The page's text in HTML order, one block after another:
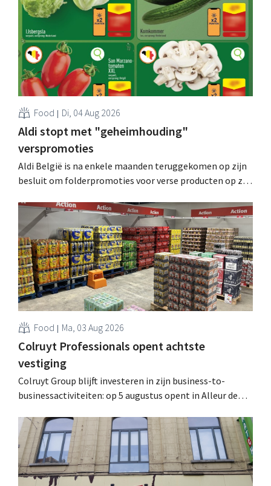
Food Di, 04 Aug 2026
Aldi stopt met "geheimhouding"
verspromoties
Aldi België is na enkele maanden teruggekomen op zijn
besluit om folderpromoties voor verse producten op zijn
werking treden: "Onze klanten willen goed
geïnformeerd worden." .
Food Ma, 03 Aug 2026
Colruyt Professionals opent achtste
vestiging
Colruyt Group blijft investeren in zijn business-to-
businessactiviteiten: op 5 augustus opent in Alleur de
winkelformule die zich uitsluitend richt op professionele
klanten. .